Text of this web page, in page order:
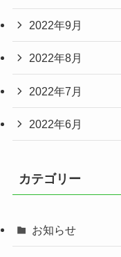
2022年9月
2022年8月
2022年7月
2022年6月
カテゴリー
お知らせ